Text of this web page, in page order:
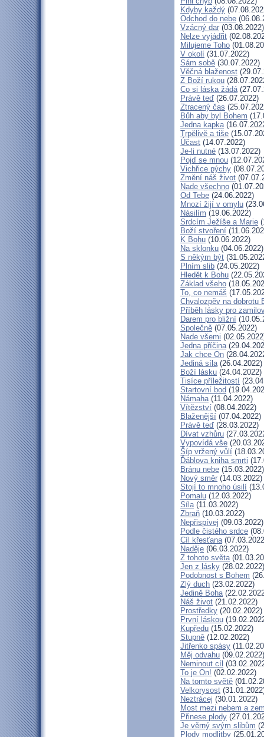
Kdyby každý
Odchod do nebe
Vzácný dar (03.08.2022)
Nelze vyjádřit
Milujeme Toho
V okolí (31.07.2022)
Sám sobě (30.07.2022)
Věčná blaženost
Z Boží rukou
Co si láska žádá
Právě teď (26.07.2022)
Ztracený čas
Bůh aby byl Bohem
Jedna kapka
Trpělivě a tiše
Účast (14.07.2022)
Je-li nutné (13.07.2022)
Pojď se mnou
Vichřice pýchy
Změní náš život
Nade všechno
Od Tebe (24.06.2022)
Mnozí žijí v omylu
Násilím (19.06.2022)
Srdcím Ježíše a Marie
Boží stvoření
K Bohu (10.06.2022)
Na sklonku (04.06.2022)
S někým být
Plním slib (24.05.2022)
Hledět k Bohu
Základ všeho
To, co nemáš
Chvalozpěv na dobrotu
Příběh lásky pro
Darem pro bližní
Společně (07.05.2022)
Nade všemi
Jedna příčina
Jak chce On
Jediná síla(26.04.2022)
Boží lásku (24.04.2022)
Tisíce příležitostí
Startovní bod
Námaha(11.04.2022)
Vítězství (08.04.2022)
Blaženější (07.04.2022)
Právě teď (28.03.2022)
Dívat vzhůru
Vypovídá vše
Šíp vržený vůlí
Ďáblova kniha smrti
Bránu nebe (15.03.2022)
Nový směr (14.03.2022)
Stojí to mnoho úsilí
Pomalu (12.03.2022)
Síla(11.03.2022)
Zbraň (10.03.2022)
Nepřispívej (09.03.2022)
Podle čistého srdce
Cíl křesťana
Naděje (06.03.2022)
Z tohoto světa
Jen z lásky (28.02.2022)
Podobnost s Bohem
Zlý duch (23.02.2022)
Jedině Boha
Náš život (21.02.2022)
Prostředky (20.02.2022)
První láskou
Kupředu (15.02.2022)
Stupně (12.02.2022)
Jitřenko spásy
Měj odvahu (09.02.2022)
Neminout cíl
To je On! (02.02.2022)
Na tomto světě
Velkorysost
Neztrácej (30.01.2022)
Most mezi nebem a
Přinese plody
Je věrný svým slibům
Plody modlitby